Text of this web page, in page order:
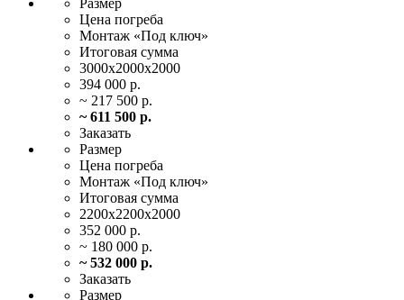
Цена погреба
Монтаж «Под ключ»
Итоговая сумма
3000х2000х2000
394 000 р.
~ 217 500 р.
~ 611 500 р.
Заказать
Размер
Цена погреба
Монтаж «Под ключ»
Итоговая сумма
2200х2200х2000
352 000 р.
~ 180 000 р.
~ 532 000 р.
Заказать
Размер